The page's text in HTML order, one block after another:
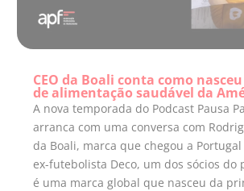
CEO da Boali conta como
de alimentação saudável da
A nova temporada do Podcast Pausa
arranca com uma conversa com
da Boali, marca que chegou a
ex-futebolista Deco, um dos sócios do
é uma marca global que nasceu da